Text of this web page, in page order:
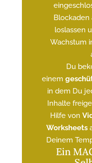
Blockaden
loslassen
Wachstum
Du
einem
in dem Du
Inhalte
Hilfe von
Worksheets
Deinem
Ein